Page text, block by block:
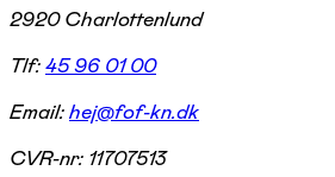
2920 Charlottenlund
Tlf:45 96 01 00
Email:hej@fof-kn.dk
CVR-nr: 11707513